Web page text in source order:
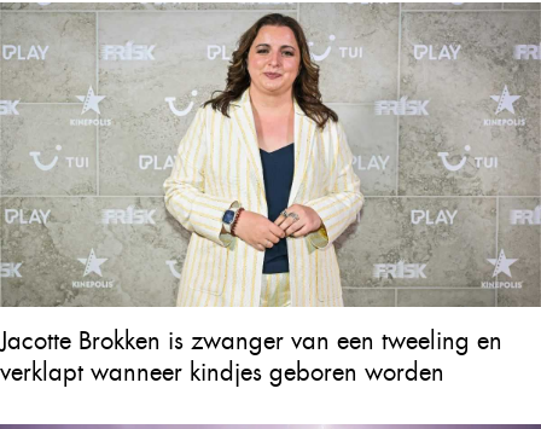
Jacotte Brokken is zwanger van een tweeling en
verklapt wanneer kindjes geboren worden